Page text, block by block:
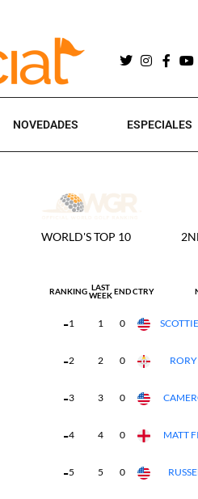
NOVEDADES ESPECIALES